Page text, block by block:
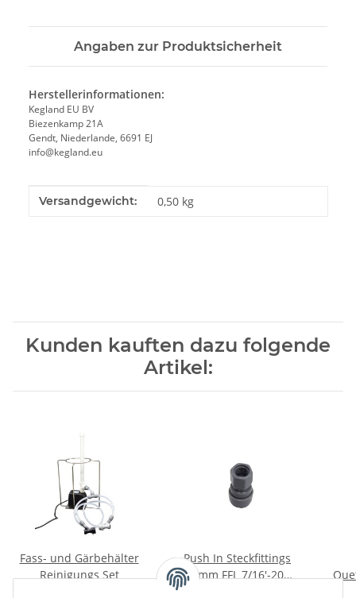
Angaben zur Produktsicherheit
Herstellerinformationen:
Kegland EU BV
Biezenkamp 21A
Gendt, Niederlande, 6691 EJ
info@kegland.eu
Produkteigenschaft
Wert
Versandgewicht: 0,50 kg
Kunden kauften dazu folgende
Artikel:
Fass- und Gärbehälter
Reinigungs Set
Push In Steckfittings
8mm FFL 7/16'-20